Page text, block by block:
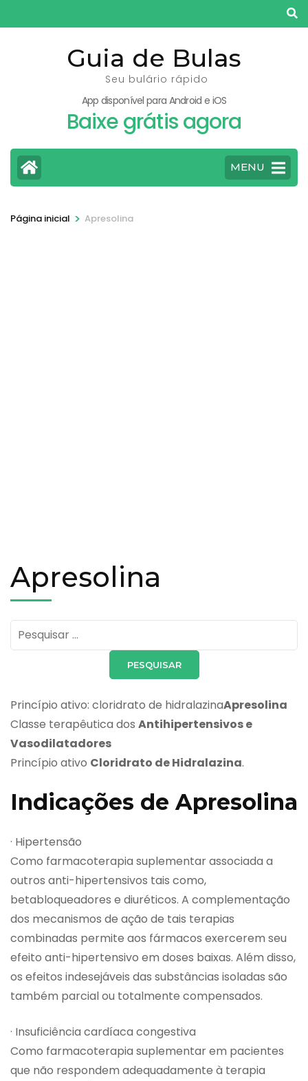
para
Guia de Bulas
Seu bulário rápido
App disponível para Android e iOS
Baixe grátis agora
MENU
Página inicial > Apresolina
Apresolina
Pesquisar
por:
Princípio ativo: cloridrato de hidralazinaApresolina
Classe terapêutica dos Antihipertensivos e
Vasodilatadores
Princípio ativo Cloridrato de Hidralazina.
Indicações de Apresolina
· Hipertensão
Como farmacoterapia suplementar associada a
outros anti-hipertensivos tais como,
betabloqueadores e diuréticos. A complementação
dos mecanismos de ação de tais terapias
combinadas permite aos fármacos exercerem seu
efeito anti-hipertensivo em doses baixas. Além disso,
os efeitos indesejáveis das substâncias isoladas são
também parcial ou totalmente compensados.
· Insuficiência cardíaca congestiva
Como farmacoterapia suplementar em pacientes
que não respondem adequadamente à terapia